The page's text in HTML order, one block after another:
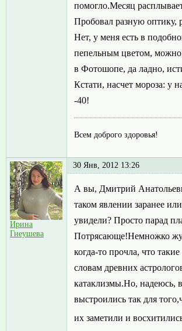
помогло.Месяц
Пробовал разную оптику,
Нет, у меня есть в
пепельным цветом, можно
в Фотошопе, да ладно,
Кстати, насчет мороза: у
-40!
Всем доброго здоровья!
Ирина
Гнеушева
30 Янв, 2012 13:26
А вы, Дмитрий
таком явлении заранее
увидели? Просто парад
Потрясающе!Немножко
когда-то прочла, что
словам древних
катаклизмы.Но, надеюсь,
выстроились так для
их заметили и